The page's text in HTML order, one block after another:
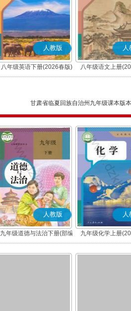
人教版
八年级英语下册(2026春版)
人
八年级语文上册
(部编版)
甘肃省临夏回族自治州九年级课本版本
人教版
九年级道德与法治下册(部编
版)
人
九年级化学上册